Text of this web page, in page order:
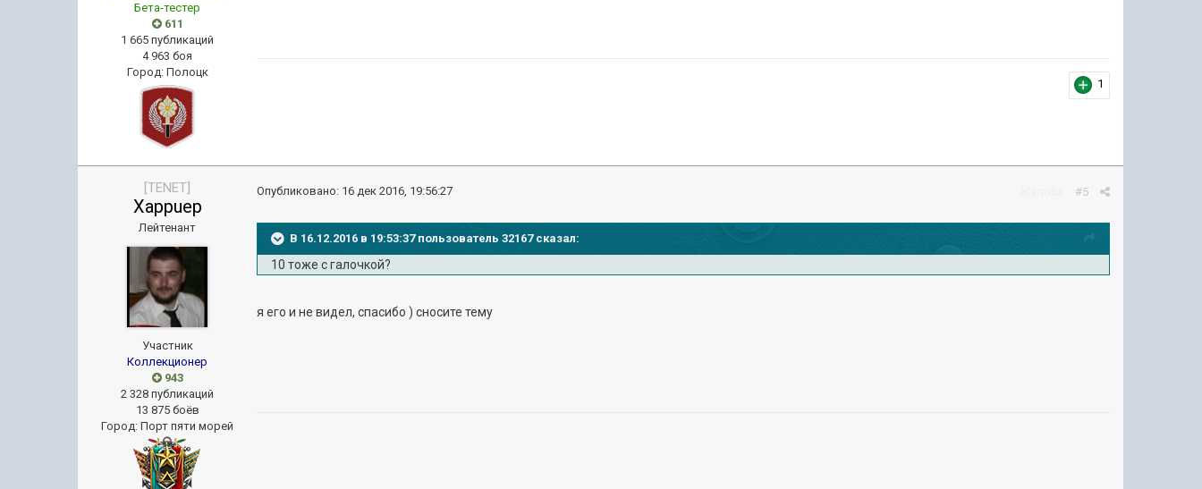
Бета-тестер
611
1 665 публикаций
4 963 боя
Город: Полоцк
1
[TENET]
Xappuep
Лейтенант
Участник
Коллекционер
943
2 328 публикаций
13 875 боёв
Город:Порт пяти морей
#5
Опубликовано: 16 дек 2016, 19:56:27
В 16.12.2016 в 19:53:37 пользователь 32167 сказал:
10 тоже с галочкой?
я его и не видел, спасибо ) сносите тему